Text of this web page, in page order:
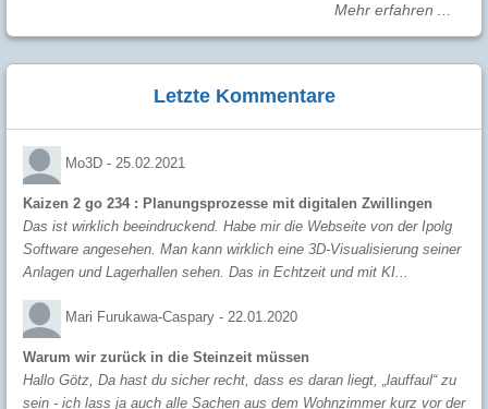
Mehr erfahren ...
Letzte Kommentare
Mo3D - 25.02.2021
Kaizen 2 go 234 : Planungsprozesse mit digitalen Zwillingen
Das ist wirklich beeindruckend. Habe mir die Webseite von der Ipolg
Software angesehen. Man kann wirklich eine 3D-Visualisierung seiner
Anlagen und Lagerhallen sehen. Das in Echtzeit und mit KI...
Mari Furukawa-Caspary - 22.01.2020
Warum wir zurück in die Steinzeit müssen
Hallo Götz, Da hast du sicher recht, dass es daran liegt, „lauffaul“ zu
sein - ich lass ja auch alle Sachen aus dem Wohnzimmer kurz vor der